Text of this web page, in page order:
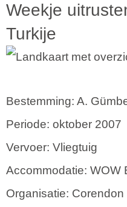
Weekje
Turkije
Bestemming: A.
Periode: oktober 2007
Vervoer: Vliegtuig
Accommodatie: WOW
Organisatie: Corendon